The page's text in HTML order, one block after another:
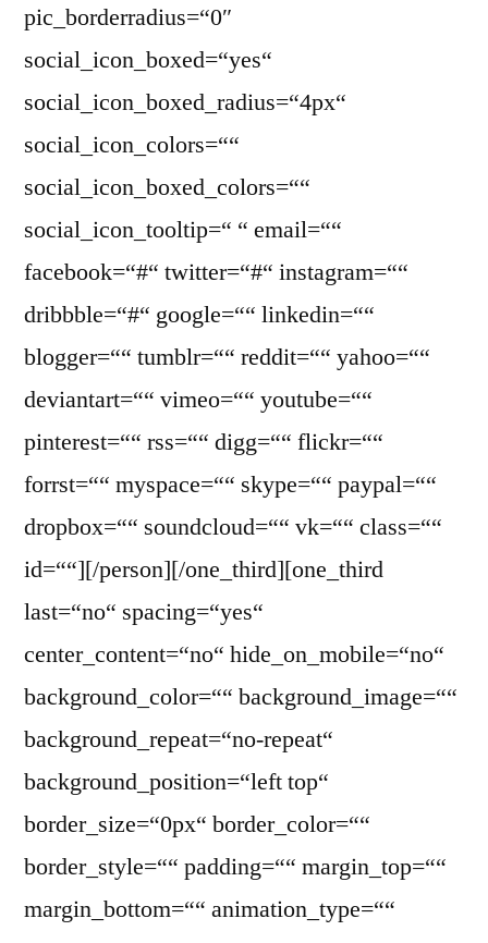
pic_borderradius=“0″
social_icon_boxed=“yes“
social_icon_boxed_radius=“4px“
social_icon_colors=““
social_icon_boxed_colors=““
social_icon_tooltip=“ “ email=““
facebook=“#“ twitter=“#“ instagram=““
dribbble=“#“ google=““ linkedin=““
blogger=““ tumblr=““ reddit=““ yahoo=““
deviantart=““ vimeo=““ youtube=““
pinterest=““ rss=““ digg=““ flickr=““
forrst=““ myspace=““ skype=““ paypal=““
dropbox=““ soundcloud=““ vk=““ class=““
id=““][/person][/one_third][one_third
last=“no“ spacing=“yes“
center_content=“no“ hide_on_mobile=“no“
background_color=““ background_image=““
background_repeat=“no-repeat“
background_position=“left top“
border_size=“0px“ border_color=““
border_style=““ padding=““ margin_top=““
margin_bottom=““ animation_type=““